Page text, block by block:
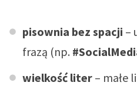
pisownia bez spacji –
frazą (np.
wielkość liter – małe